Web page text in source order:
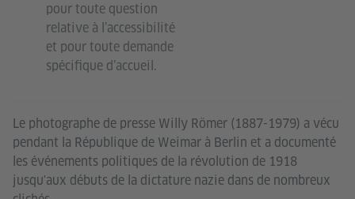
Le photographe de presse Willy Römer (1887-1979) a vécu
pendant la République de Weimar à Berlin et a documenté
les événements politiques de la révolution de 1918
jusqu'aux débuts de la dictature nazie dans de nombreux
pour toute question
relative à l’accessibilité
et pour toute demande
spécifique d’accueil.